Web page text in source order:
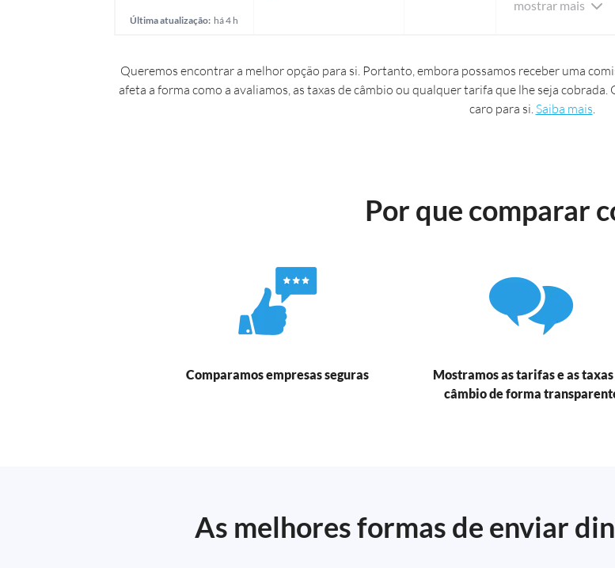
Última atualização: há 4 h
mostrar mais
Queremos encontrar a melhor opção para si. Portanto, embora possamos receber uma
afeta a forma como a avaliamos, as taxas de câmbio ou qualquer tarifa que lhe seja
caro para si. Saiba mais
Por que comparar
Comparamos empresas seguras
Mostramos as tarifas e as
câmbio de forma
As melhores formas de enviar